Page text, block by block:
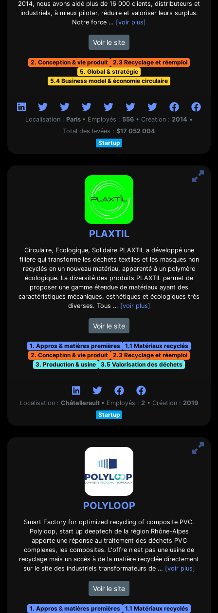
2014, nous avons aidé plus de 16 000 clients, distributeurs et
industriels, à mieux piloter, réduire et valoriser leurs surplus.
Notre force … [voir plus]
Voir le site
2. Conception & vie produit
2.3 Recyclage et réemploi
5. Global & stratégie
5.4 Business model & économie circulaire
Localisation : Paris • Employés : 556 • Création : 2014 •
Total des levées : $17 052 004
Startup
PLAXTIL
Circulaire, Ecologique, Solidaire PLAXTIL a développé une
filière qui transforme les déchets textiles et les masques non
recyclés en un nouveau matériau, apparenté à un polymère
écologique. La diversité des produits PLAXTIL permet de
proposer une gamme étendue de matériaux ayant des
caractéristiques mécaniques, esthétiques et écologiques très
diverses. Tous … [voir plus]
Voir le site
1. Appros & matières premières
1.1 Matériaux recyclés
2. Conception & vie produit
2.3 Recyclage et réemploi
3. Production & usine
3.5 Valorisation des déchets
Localisation : Châtellerault • Employés : 2 • Création : 2019
Startup
POLYLOOP
Smart Factory for optimized recycling of composite PVC.
Polyloop, start up deeptech de la région Rhône-Alpes
apporte une réponse au traitement des déchets PVC
complexes, les composites. L'offre n'est pas une usine de
recyclage mais un accès à de la matière recyclée directement
sur le site des industriels transformateurs de … [voir plus]
Voir le site
1. Appros & matières premières
1.1 Matériaux recyclés